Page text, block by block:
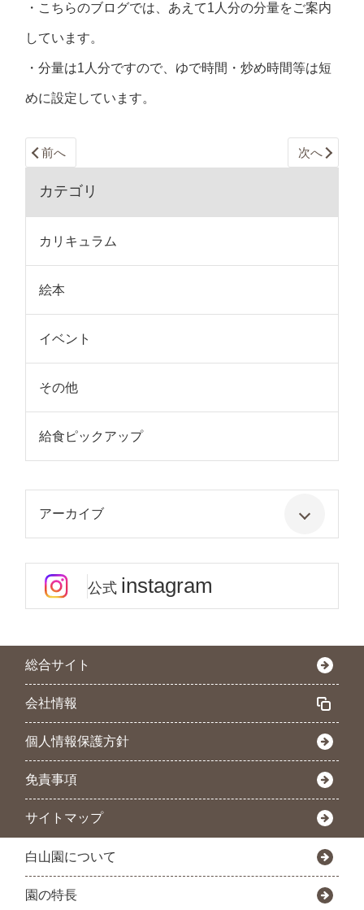
・こちらのブログでは、あえて1人分の分量をご案内
しています。
・分量は1人分ですので、ゆで時間・炒め時間等は短
めに設定しています。
前へ 次へ
カテゴリ
カリキュラム
絵本
イベント
その他
給食ピックアップ
アーカイブ
公式 instagram
総合サイト
会社情報
個人情報保護方針
免責事項
サイトマップ
白山園について
園の特長